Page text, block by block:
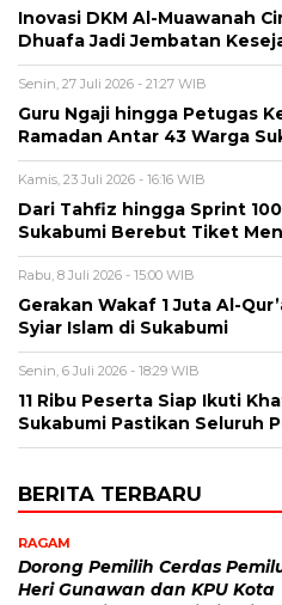
Inovasi DKM Al-Muawanah
Dhuafa Jadi Jembatan
Senin, 27 Juli 2026 - 21:27 WIB
Guru Ngaji hingga Petugas
Ramadan Antar 43 Warga
Kamis, 23 Juli 2026 - 16:16 WIB
Dari Tahfiz hingga Sprint
Sukabumi Berebut Tiket
Rabu, 8 Juli 2026 - 15:00 WIB
Gerakan Wakaf 1 Juta Al-
Syiar Islam di Sukabumi
Senin, 6 Juli 2026 - 18:29 WIB
11 Ribu Peserta Siap Ikuti
Sukabumi Pastikan Seluruh
BERITA TERBARU
RAGAM
Dorong Pemilih Cerdas
Heri Gunawan dan KPU Kota